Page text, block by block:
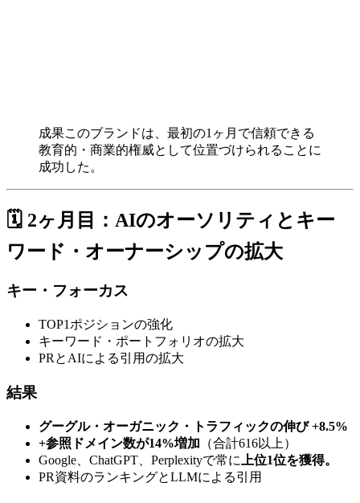
成果このブランドは、最初の1ヶ月で信頼できる
教育的・商業的権威として位置づけられることに
成功した。
🗓️ 2ヶ月目：AIのオーソリティとキー
ワード・オーナーシップの拡大
キー・フォーカス
TOP1ポジションの強化
キーワード・ポートフォリオの拡大
PRとAIによる引用の拡大
結果
グーグル・オーガニック・トラフィックの伸び +8.5%
+参照ドメイン数が14%増加 （合計616以上）
Google、ChatGPT、Perplexityで常に
上位1位を獲得。
PR資料のランキングとLLMによる引用